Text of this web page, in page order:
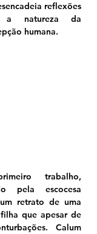
reflexões
a natureza da
humana.
trabalho,
pela escocesa
retrato de uma
que apesar de
Calum